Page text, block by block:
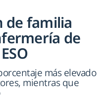
de familia
de
más elevado
mientras que